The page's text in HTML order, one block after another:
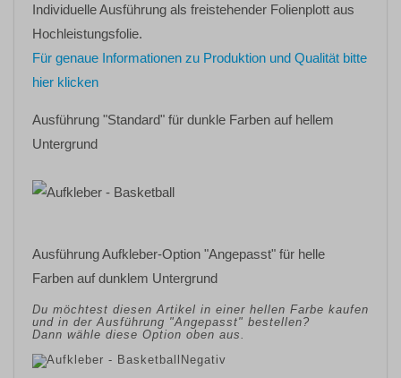
Individuelle Ausführung als freistehender Folienplott aus
Hochleistungsfolie.
Für genaue Informationen zu Produktion und Qualität bitte
hier klicken
Ausführung "Standard" für dunkle Farben auf hellem
Untergrund
Ausführung Aufkleber-Option "Angepasst" für helle
Farben auf dunklem Untergrund
Du möchtest diesen Artikel in einer hellen Farbe kaufen
und in der Ausführung "Angepasst" bestellen?
Dann wähle diese Option oben aus.